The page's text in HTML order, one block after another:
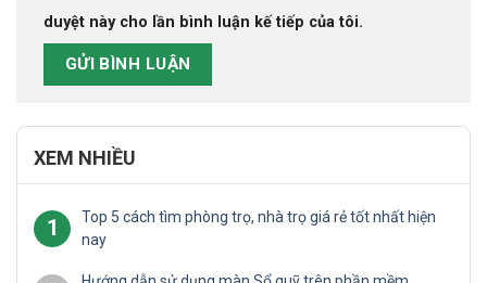
duyệt này cho lần bình luận kế tiếp của tôi.
XEM NHIỀU
1
Top 5 cách tìm phòng trọ, nhà trọ giá rẻ tốt nhất hiện
nay